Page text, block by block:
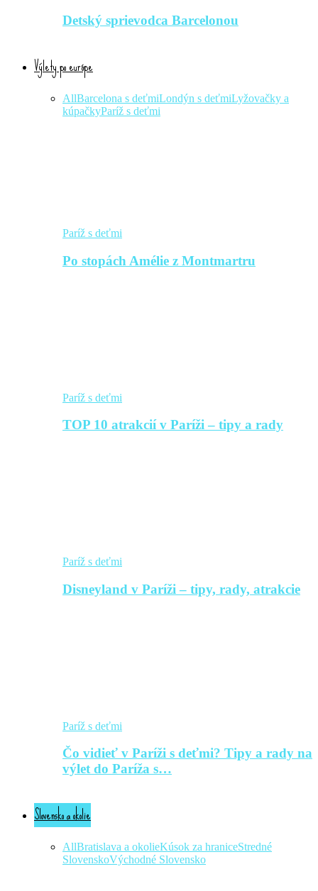
Detský sprievodca Barcelonou
Výlety po európe
AllBarcelona s deťmiLondýn s deťmiLyžovačky a
kúpačkyParíž s deťmi
Paríž s deťmi
Po stopách Amélie z Montmartru
Paríž s deťmi
TOP 10 atrakcií v Paríži – tipy a rady
Paríž s deťmi
Disneyland v Paríži – tipy, rady, atrakcie
Paríž s deťmi
Čo vidieť v Paríži s deťmi? Tipy a rady na
výlet do Paríža s…
Slovensko a okolie
AllBratislava a okolieKúsok za hraniceStredné
SlovenskoVýchodné Slovensko